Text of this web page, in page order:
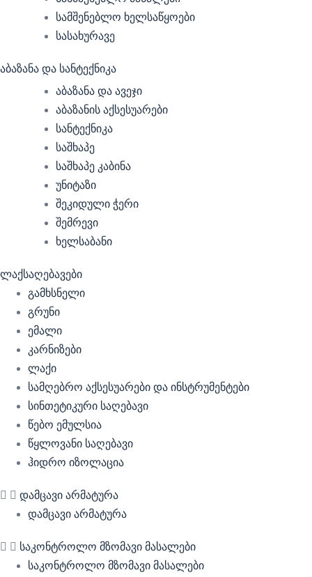
სამშენებლო ხელსაწყოები
სასახურავე
აბაზანა და სანტექნიკა
აბაზანა და ავეჯი
აბაზანის აქსესუარები
სანტექნიკა
საშხაპე
საშხაპე კაბინა
უნიტაზი
შეკიდული ჭერი
შემრევი
ხელსაბანი
ლაქსაღებავები
გამხსნელი
გრუნი
ემალი
კარნიზები
ლაქი
სამღებრო აქსესუარები და ინსტრუმენტები
სინთეტიკური საღებავი
წებო ემულსია
წყლოვანი საღებავი
ჰიდრო იზოლაცია
დამცავი არმატურა
დამცავი არმატურა
საკონტროლო მზომავი მასალები
საკონტროლო მზომავი მასალები